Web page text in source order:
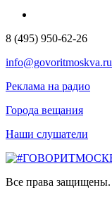
8 (495) 950-62-26
info@govoritmoskva.ru
Реклама на радио
Города вещания
Наши слушатели
Все права